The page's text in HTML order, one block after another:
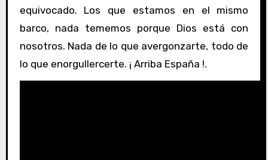
equivocado. Los que estamos en el mismo
barco, nada tememos porque Dios está con
nosotros. Nada de lo que avergonzarte, todo de
lo que enorgullercerte. ¡ Arriba España !.